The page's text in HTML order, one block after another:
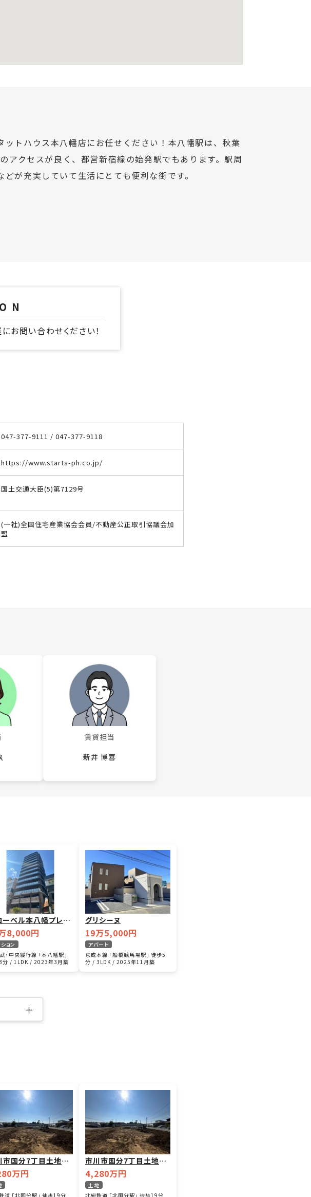
トハウス本八幡店にお任せください！本八幡駅は、秋葉
アクセスが良く、都営新宿線の始発駅でもあります。駅周
が充実していて生活にとても便利な街です。
お問い合わせください！
047-377-9111 / 047-377-9118
https://www.starts-ph.co.jp/
国土交通大臣(5)第7129号
(一社)全国住宅産業協会会員/不動産公正取引協議会加
盟
賃貸担当
新井 博喜
ーベル本八幡プレミ
0904）
8,000円
ョン
・中央緩行線 「本八幡駅」
分 / 1LDK / 2023年3月築
グリシーヌ
19万5,000円
アパート
京成本線 「船橋競馬場駅」 徒歩5
分 / 3LDK / 2025年11月築
＋
市国分7丁目土地4
万円
道 「北国分駅」 徒歩19分
市川市国分7丁目土地5
区画
4,280万円
土地
北総鉄道 「北国分駅」 徒歩19分